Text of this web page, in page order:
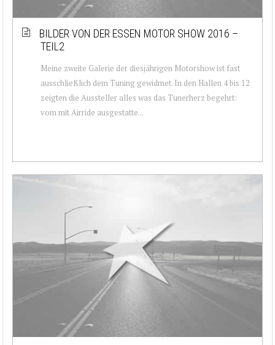
BILDER VON DER ESSEN MOTOR SHOW 2016 –
TEIL2
Meine zweite Galerie der diesjährigen Motorshow ist fast
ausschließlich dem Tuning gewidmet. In den Hallen 4 bis 12
zeigten die Aussteller alles was das Tunerherz begehrt:
vom mit Airride ausgestatte...